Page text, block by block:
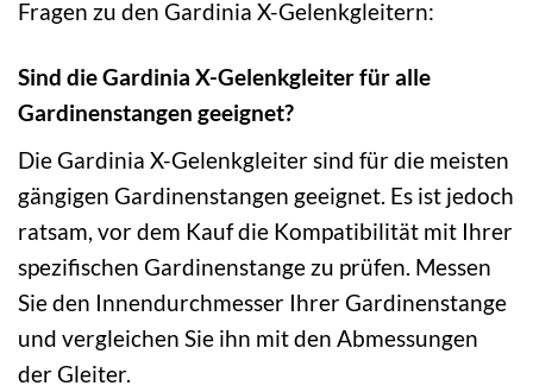
Fragen zu den Gardinia X-Gelenkgleitern:
Sind die Gardinia X-Gelenkgleiter für alle
Gardinenstangen geeignet?
Die Gardinia X-Gelenkgleiter sind für die meisten
gängigen Gardinenstangen geeignet. Es ist jedoch
ratsam, vor dem Kauf die Kompatibilität mit Ihrer
spezifischen Gardinenstange zu prüfen. Messen
Sie den Innendurchmesser Ihrer Gardinenstange
und vergleichen Sie ihn mit den Abmessungen
der Gleiter.